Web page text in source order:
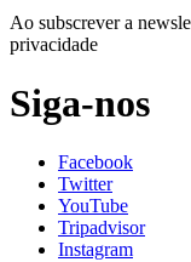
Ao subscrever a
privacidade
Siga-nos
Facebook
Twitter
YouTube
Tripadvisor
Instagram